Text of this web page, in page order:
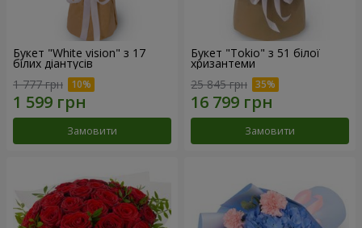
Букет "White vision" з 17
білих діантусів
1 777 грн
Замовити
Букет "Tokio" з 51 білої
хризантеми
25 845 грн
Замовити